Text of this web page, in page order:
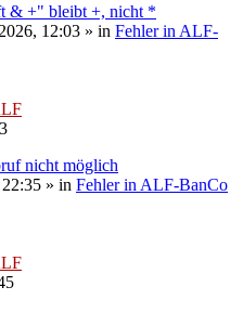
& +" bleibt +, nicht *
12:03 » in Fehler in ALF-
nicht möglich
» in Fehler in ALF-BanCo